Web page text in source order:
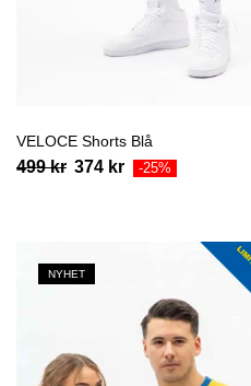
VELOCE Shorts Blå
499kr 374 kr -25%
NYHET